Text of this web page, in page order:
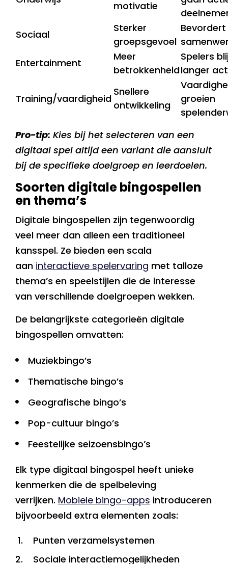
motivatie
Sociaal
Sterker
groepsgevoel
Bevordert
Entertainment
Meer
betrokkenheid
Spelers
langer
Training/vaardigheid
Snellere
ontwikkeling
groeien
Pro-tip: Kies bij het selecteren van een
digitaal spel altijd een variant die aansluit
bij de specifieke doelgroep en leerdoelen.
Soorten digitale bingospellen
en thema’s
Digitale bingospellen zijn tegenwoordig
veel meer dan alleen een traditioneel
kansspel. Ze bieden een scala
aan interactieve spelervaring met talloze
thema’s en speelstijlen die de interesse
van verschillende doelgroepen wekken.
De belangrijkste categorieën digitale
bingospellen omvatten:
Muziekbingo’s
Thematische bingo’s
Geografische bingo’s
Pop-cultuur bingo’s
Feestelijke seizoensbingo’s
Elk type digitaal bingospel heeft unieke
kenmerken die de spelbeleving
verrijken. Mobiele bingo-apps introduceren
bijvoorbeeld extra elementen zoals:
Punten verzamelsystemen
Sociale interactiemogelijkheden